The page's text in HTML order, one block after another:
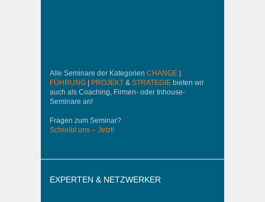
Alle Seminare der Kategorien CHANGE
FÜHRUNG
PROJEKT & STRATEGIE bieten wir
auch als Coaching, Firmen- oder Inhouse-
Seminare an!
Fragen zum Seminar?
Schreibt uns – Jetzt!
EXPERTEN & NETZWERKER